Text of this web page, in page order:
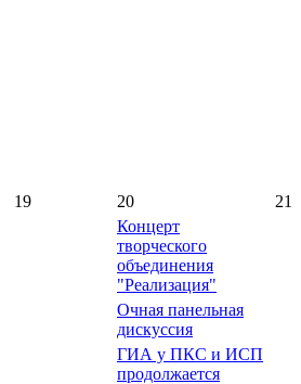
19
20
Концерт
творческого
объединения
"Реализация"
Очная панельная
дискуссия
ГИА у ПКС и ИСП
продолжается
21